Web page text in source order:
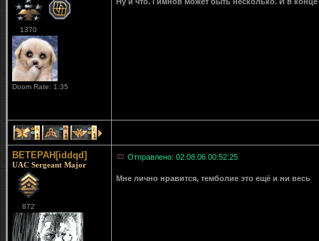
1370
Doom Rate: 1.35
1 1 1
BETEPAH[iddqd]
UAC Sergeant Major
872
Отправлено: 02.08.06 00:52:25
Мне лично нравится, темболие это ещё и ни весь